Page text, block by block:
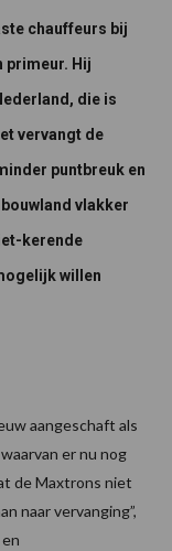
chauffeurs bij
primeur. Hij
die is
vervangt de
puntbreuk en
vlakker
kerende
willen
aangeschaft als
er nu nog
de Maxtrons niet
naar vervanging”,